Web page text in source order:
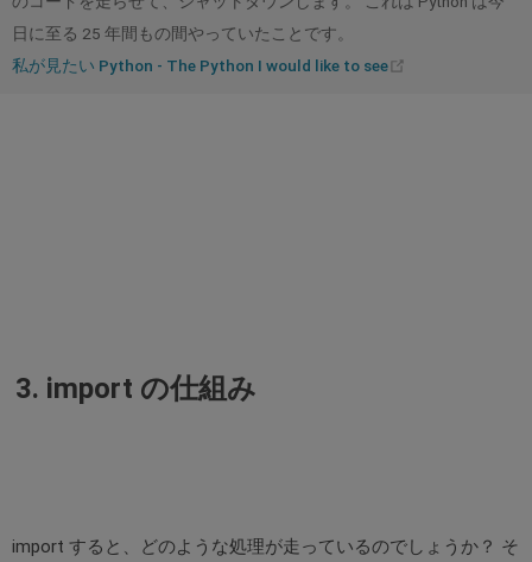
日に至る 25 年間もの間やっていたことです。
私が見たい Python - The Python I would like to see
3. import の仕組み
import すると、どのような処理が走っているのでしょうか？ そ